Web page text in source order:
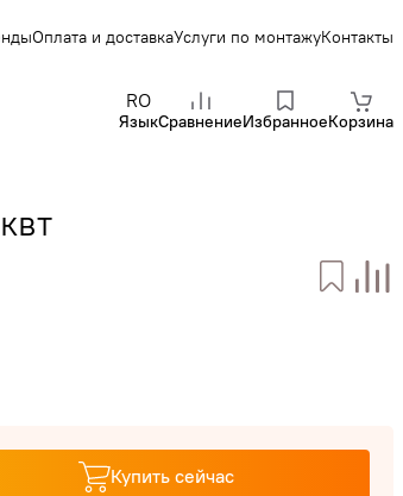
Оплата и доставкаУслуги по монтажуКонтакты
RO
ЯзыкСравнениеИзбранноеКорзина
Купить сейчас